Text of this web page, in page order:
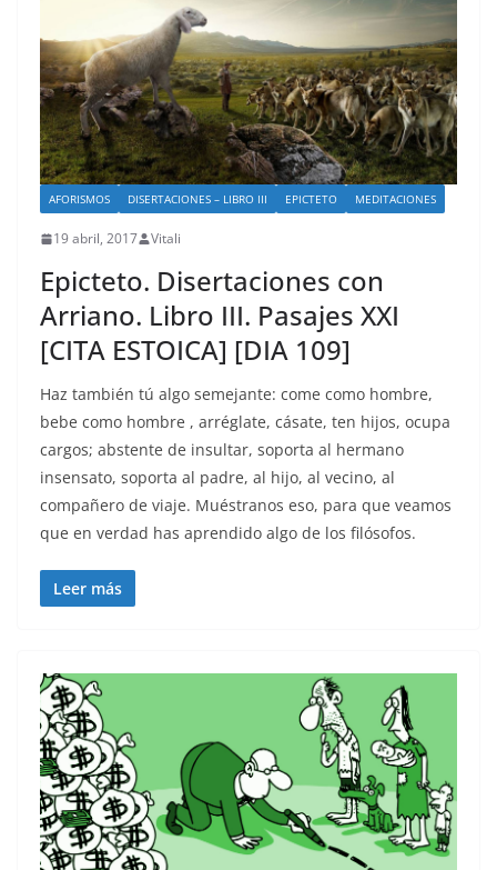
AFORISMOS DISERTACIONES – LIBRO III EPICTETO MEDITACIONES
19 abril, 2017 Vitali
Epicteto. Disertaciones con
Arriano. Libro III. Pasajes XXI
[CITA ESTOICA] [DIA 109]
Haz también tú algo semejante: come como hombre,
bebe como hombre , arréglate, cásate, ten hijos, ocupa
cargos; abstente de insultar, soporta al hermano
insensato, soporta al padre, al hijo, al vecino, al
compañero de viaje. Muéstranos eso, para que veamos
que en verdad has aprendido algo de los filósofos.
Leer más